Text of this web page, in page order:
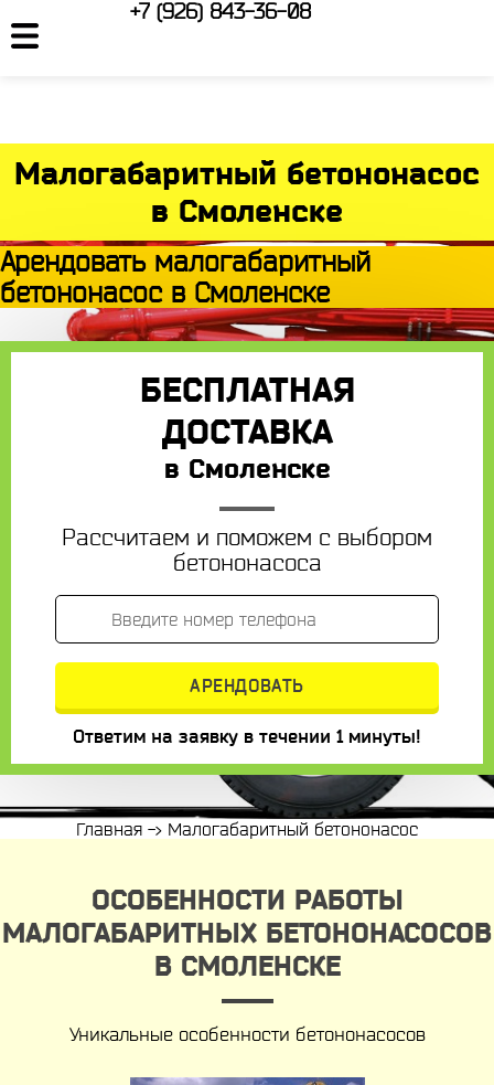
+7 (926) 843-36-08
Малогабаритный бетононасос
в Смоленске
Арендовать малогабаритный
бетононасос в Смоленске
БЕСПЛАТНАЯ
ДОСТАВКА
в Смоленске
Рассчитаем и поможем с выбором
бетононасоса
Ответим на заявку в течении 1 минуты!
Главная -> Малогабаритный бетононасос
ОСОБЕННОСТИ РАБОТЫ
МАЛОГАБАРИТНЫХ БЕТОНОНАСОСОВ
В СМОЛЕНСКЕ
Уникальные особенности бетононасосов